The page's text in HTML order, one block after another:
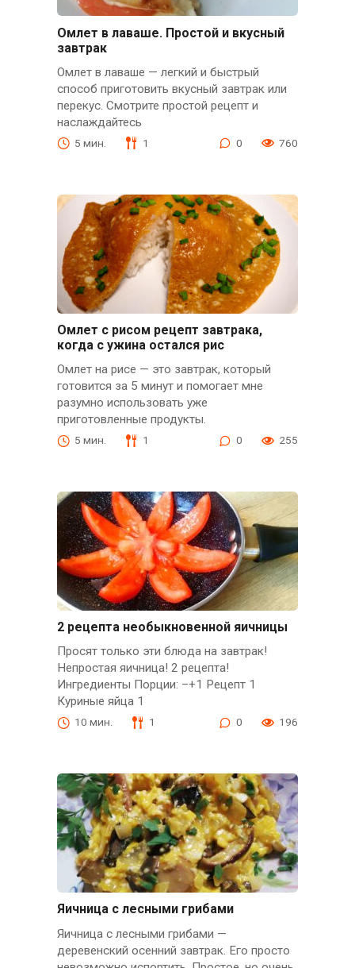
Омлет в лаваше. Простой и вкусный
завтрак
Омлет в лаваше — легкий и быстрый
способ приготовить вкусный завтрак или
перекус. Смотрите простой рецепт и
наслаждайтесь
5 мин. 1 0 760
Омлет с рисом рецепт завтрака,
когда с ужина остался рис
Омлет на рисе — это завтрак, который
готовится за 5 минут и помогает мне
разумно использовать уже
приготовленные продукты.
5 мин. 1 0 255
2 рецепта необыкновенной яичницы
Просят только эти блюда на завтрак!
Непростая яичница! 2 рецепта!
Ингредиенты Порции: –+1 Рецепт 1
Куриные яйца 1
10 мин. 1 0 196
Яичница с лесными грибами
Яичница с лесными грибами —
деревенский осенний завтрак. Его просто